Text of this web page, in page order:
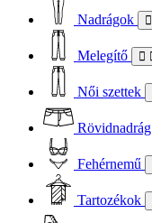
Nadrágok
Melegítő
Női szettek
Rövidnadrág
Fehérnemű
Tartozékok